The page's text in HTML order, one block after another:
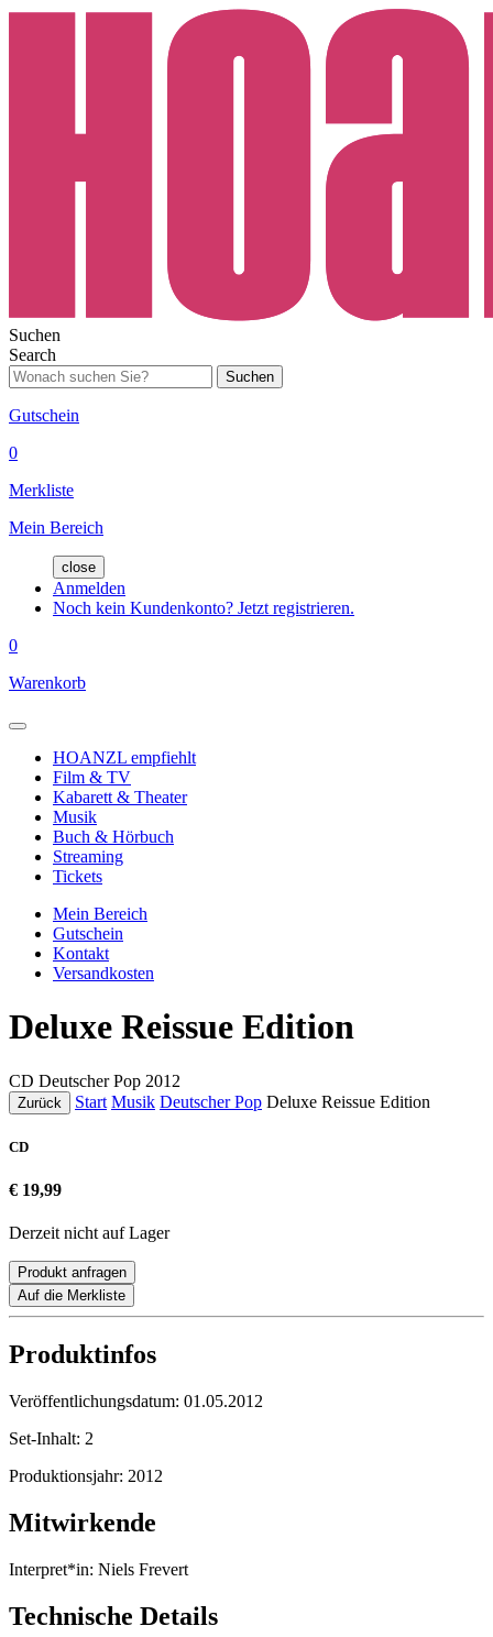
Suchen
Search
Suchen
Gutschein
0
Merkliste
Mein Bereich
close
Anmelden
Noch kein Kundenkonto? Jetzt registrieren.
0
Warenkorb
HOANZL empfiehlt
Film & TV
Kabarett & Theater
Musik
Buch & Hörbuch
Streaming
Tickets
Mein Bereich
Gutschein
Kontakt
Versandkosten
Deluxe Reissue Edition
CD Deutscher Pop 2012
Zurück Start Musik Deutscher Pop Deluxe Reissue Edition
CD
€ 19,99
Derzeit nicht auf Lager
Produkt anfragen
Auf die Merkliste
Produktinfos
Veröffentlichungsdatum: 01.05.2012
Set-Inhalt: 2
Produktionsjahr: 2012
Mitwirkende
Interpret*in: Niels Frevert
Technische Details